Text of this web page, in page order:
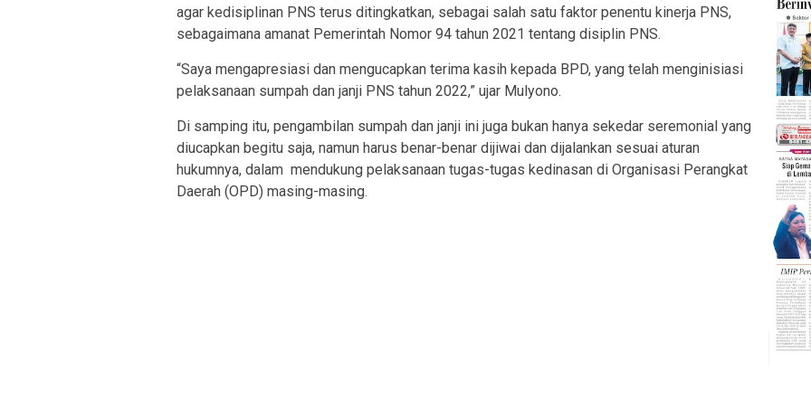
agar kedisiplinan PNS terus ditingkatkan, sebagai salah satu faktor penentu kinerja PNS,
sebagaimana amanat Pemerintah Nomor 94 tahun 2021 tentang disiplin PNS.
“Saya mengapresiasi dan mengucapkan terima kasih kepada BPD, yang telah menginisiasi
pelaksanaan sumpah dan janji PNS tahun 2022,” ujar Mulyono.
Di samping itu, pengambilan sumpah dan janji ini juga bukan hanya sekedar seremonial yang
diucapkan begitu saja, namun harus benar-benar dijiwai dan dijalankan sesuai aturan
hukumnya, dalam mendukung pelaksanaan tugas-tugas kedinasan di Organisasi Perangkat
Daerah (OPD) masing-masing.